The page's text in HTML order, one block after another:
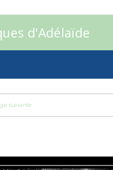
d'Adélaïde
suivante